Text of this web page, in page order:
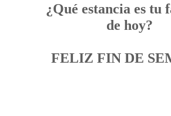
¿Qué estancia es tu
de hoy?
FELIZ FIN DE